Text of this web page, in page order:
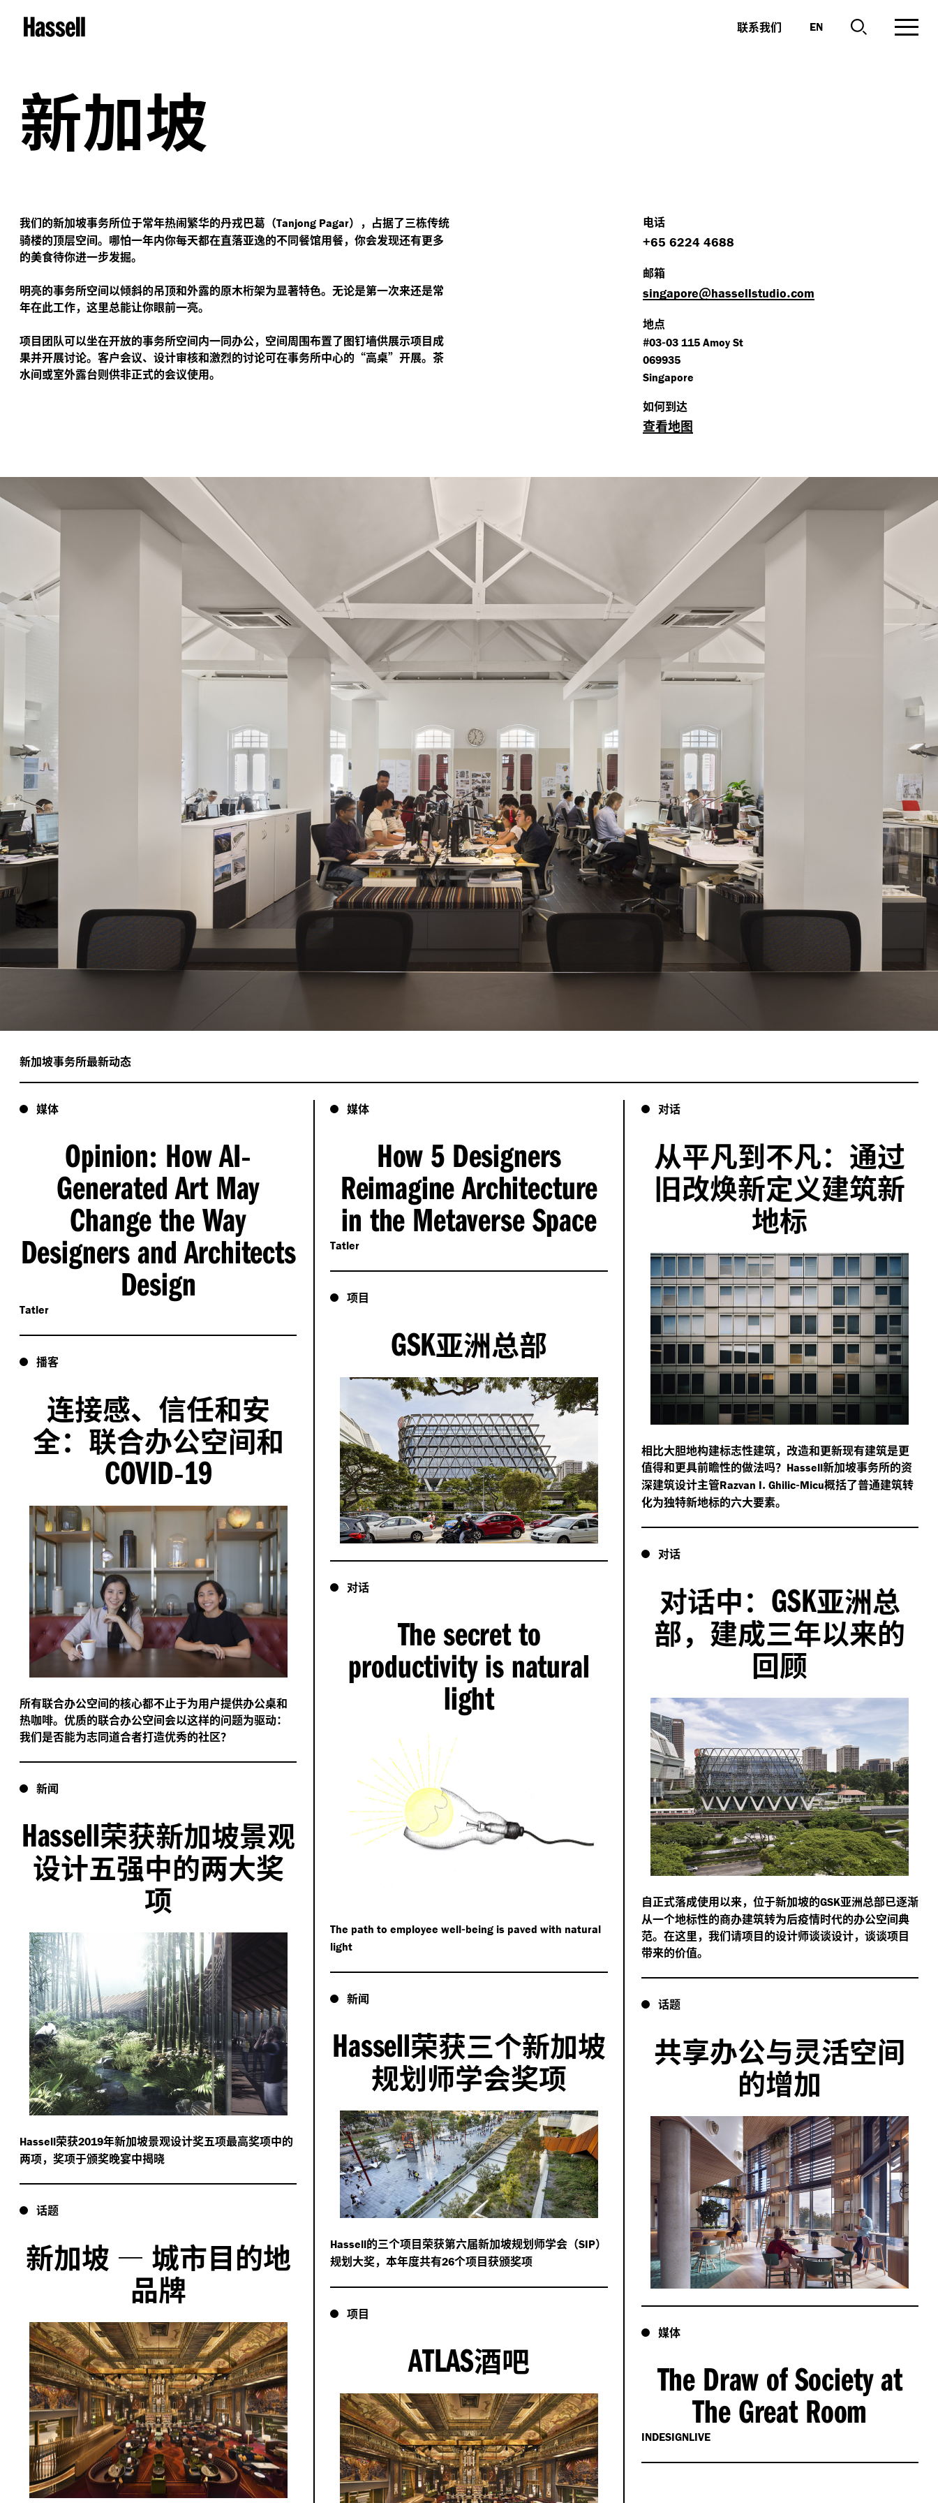
联系我们 EN
新加坡
我们的新加坡事务所位于常年热闹繁华的丹戎巴葛（Tanjong Pagar），占据了三栋传统
骑楼的顶层空间。哪怕一年内你每天都在直落亚逸的不同餐馆用餐，你会发现还有更多
的美食待你进一步发掘。
明亮的事务所空间以倾斜的吊顶和外露的原木桁架为显著特色。无论是第一次来还是常
年在此工作，这里总能让你眼前一亮。
项目团队可以坐在开放的事务所空间内一同办公，空间周围布置了图钉墙供展示项目成
果并开展讨论。客户会议、设计审核和激烈的讨论可在事务所中心的“高桌”开展。茶
水间或室外露台则供非正式的会议使用。
电话
+65 6224 4688
邮箱
singapore@​hassellstudio.​com
地点
#03-03 115 Amoy St
069935
Singapore
如何到达
查看地图
新加坡事务所最新动态
媒体
Opinion: How AI-
Generated Art May
Change the Way
Designers and Architects
Design
Tatler
媒体
How 5 Designers
Reimagine Architecture
in the Metaverse Space
Tatler
对话
从平凡到不凡：通过
旧改焕新定义建筑新
地标
相比大胆地构建标志性建筑，改造和更新现有建筑是更
值得和更具前瞻性的做法吗？ Hassell新加坡事务所的资
深建筑设计主管Razvan I. Ghilic-Micu概括了普通建筑转
化为独特新地标的六大要素。
项目
GSK亚洲总部
播客
连接感、信任和安
全：联合办公空间和
COVID-19
所有联合办公空间的核心都不止于为用户提供办公桌和
热咖啡。优质的联合办公空间会以这样的问题为驱动：
我们是否能为志同道合者打造优秀的社区？
对话
对话中： GSK亚洲总
部，建成三年以来的
回顾
自正式落成使用以来，位于新加坡的GSK亚洲总部已逐渐
从一个地标性的商办建筑转为后疫情时代的办公空间典
范。在这里，我们请项目的设计师谈谈设计，谈谈项目
带来的价值。
对话
The secret to
productivity is natural
light
The path to employee well-being is paved with natural
light
新闻
Hassell荣获新加坡景观
设计五强中的两大奖
项
Hassell荣获2019年新加坡景观设计奖五项最高奖项中的
两项，奖项于颁奖晚宴中揭晓
新闻
Hassell荣获三个新加坡
规划师学会奖项
Hassell的三个项目荣获第六届新加坡规划师学会（SIP）
规划大奖，本年度共有26个项目获颁奖项
话题
共享办公与灵活空间
的增加
话题
新加坡 — 城市目的地
品牌
项目
ATLAS酒吧
媒体
The Draw of Society at
The Great Room
INDESIGNLIVE